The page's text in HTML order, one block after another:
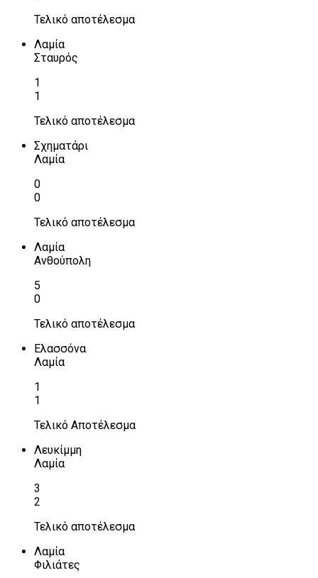
Τελικό αποτέλεσμα
Λαμία
Σταυρός
1
1
Τελικό αποτέλεσμα
Σχηματάρι
Λαμία
0
0
Τελικό αποτέλεσμα
Λαμία
Ανθούπολη
5
0
Τελικό αποτέλεσμα
Ελασσόνα
Λαμία
1
1
Τελικό Αποτέλεσμα
Λευκίμμη
Λαμία
3
2
Τελικό αποτέλεσμα
Λαμία
Φιλιάτες